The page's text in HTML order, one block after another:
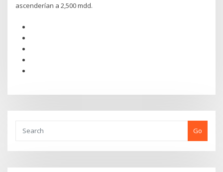
ascenderían a 2,500 mdd.
Go